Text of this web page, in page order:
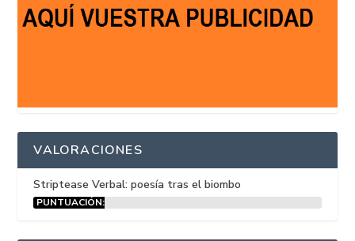
VALORACIONES
Striptease Verbal: poesía tras el biombo
PUNTUACIÓN: